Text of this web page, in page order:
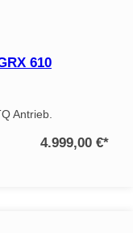
610
Antrieb.
4.999,00 €*